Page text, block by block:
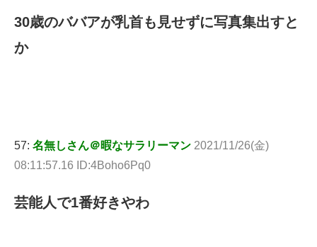
30歳のババアが乳首も見せずに写真集出すと
か
57: 名無しさん＠暇なサラリーマン 2021/11/26(金)
08:11:57.16 ID:4Boho6Pq0
芸能人で1番好きやわ